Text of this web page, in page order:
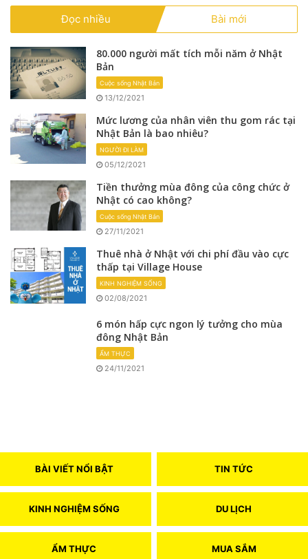
Đọc nhiều Bài mới
80.000 người mất tích mỗi năm ở Nhật
Bản
Cuộc sống Nhật Bản
13/12/2021
Mức lương của nhân viên thu gom rác tại
Nhật Bản là bao nhiêu?
NGƯỜI ĐI LÀM
05/12/2021
Tiền thưởng mùa đông của công chức ở
Nhật có cao không?
Cuộc sống Nhật Bản
27/11/2021
Thuê nhà ở Nhật với chi phí đầu vào cực
thấp tại Village House
KINH NGHIỆM SỐNG
02/08/2021
6 món hấp cực ngon lý tưởng cho mùa
đông Nhật Bản
ẨM THỰC
24/11/2021
BÀI VIẾT NỔI BẬT TIN TỨC
KINH NGHIỆM SỐNG DU LỊCH
ẨM THỰC MUA SẮM